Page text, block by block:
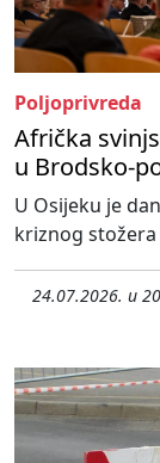
Poljoprivreda
Afrička
u Brodsko-
U Osijeku je
kriznog
24.07.2026. u